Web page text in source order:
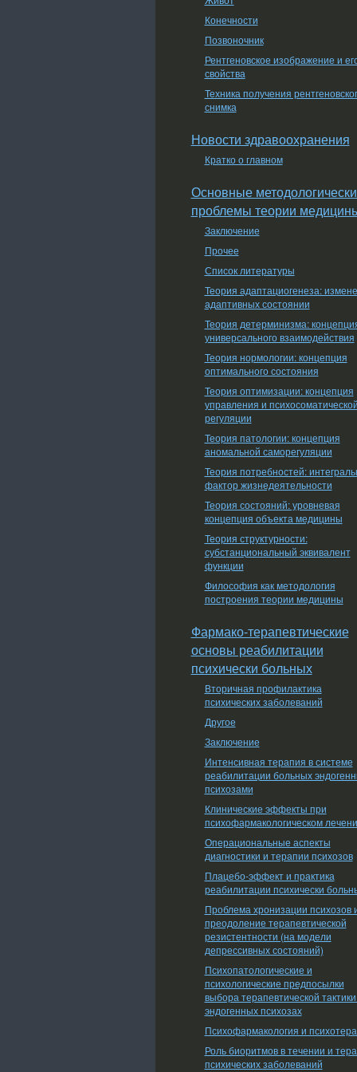
Конечности
Позвоночник
Рентгеновское изображение и
свойства
Техника получения
снимка
Новости здравоохранения
Кратко о главном
Основные
проблемы теории
Заключение
Прочее
Список литературы
Теория адаптациогенеза:
адаптивных состоянии
Теория детерминизма:
универсального взаимодействия
Теория нормологии: концепция
оптимального состояния
Теория оптимизации: концепция
управления и психосоматической
регуляции
Теория патологии: концепция
аномальной саморегуляции
Теория потребностей:
фактор жизнедеятельности
Теория состояний: уровневая
концепция объекта медицины
Теория структурности:
субстанциональный эквивалент
функции
Философия как методология
построения теории медицины
Фармако-терапевтические
основы реабилитации
психически больных
Вторичная профилактика
психических заболеваний
Другое
Заключение
Интенсивная терапия в системе
реабилитации больных
психозами
Клинические эффекты при
психофармакологическом
Операциональные аспекты
диагностики и терапии психозов
Плацебо-эффект и практика
реабилитации психически
Проблема хронизации психозов
преодоление терапевтической
резистентности (на модели
депрессивных состояний)
Психопатологические и
психологические предпосылки
выбора терапевтической
эндогенных психозах
Психофармакология и
Роль биоритмов в течении и
психических заболеваний